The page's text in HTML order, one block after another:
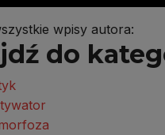
wpisy autora:
do